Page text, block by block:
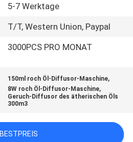
5-7 Werktage
T/T, Western Union, Paypal
3000PCS PRO MONAT
150ml roch Öl-Diffusor-Maschine,
8W roch Öl-Diffusor-Maschine,
Geruch-Diffusor des ätherischen Öls
300m3
BESTPREIS